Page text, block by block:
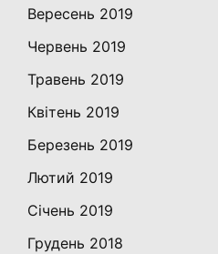
Вересень 2019
Червень 2019
Травень 2019
Квітень 2019
Березень 2019
Лютий 2019
Січень 2019
Грудень 2018